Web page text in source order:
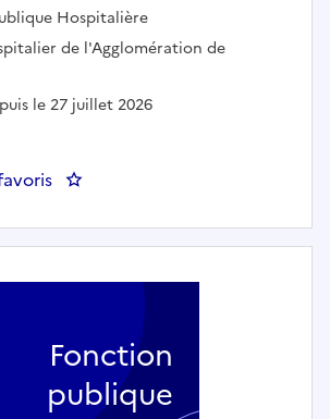
:Hospitalière
de l'Agglomération de
le 27 juillet 2026
: 1 Masseur-Kinésithérapeute -
Fonction
publique